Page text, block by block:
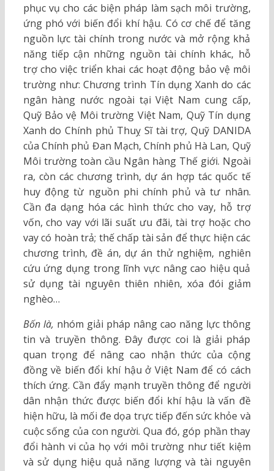
phục vụ cho các biện pháp làm sạch môi trường,
ứng phó với biến đổi khí hậu. Có cơ chế để tăng
nguồn lực tài chính trong nước và mở rộng khả
năng tiếp cận những nguồn tài chính khác, hỗ
trợ cho việc triển khai các hoạt động bảo vệ môi
trường như: Chương trình Tín dụng Xanh do các
ngân hàng nước ngoài tại Việt Nam cung cấp,
Quỹ Bảo vệ Môi trường Việt Nam, Quỹ Tín dụng
Xanh do Chính phủ Thuỵ Sĩ tài trợ, Quỹ DANIDA
của Chính phủ Đan Mạch, Chính phủ Hà Lan, Quỹ
Môi trường toàn cầu Ngân hàng Thế giới. Ngoài
ra, còn các chương trình, dự án hợp tác quốc tế
huy động từ nguồn phi chính phủ và tư nhân.
Cần đa dạng hóa các hình thức cho vay, hỗ trợ
vốn, cho vay với lãi suất ưu đãi, tài trợ hoặc cho
vay có hoàn trả; thế chấp tài sản để thực hiện các
chương trình, đề án, dự án thử nghiệm, nghiên
cứu ứng dụng trong lĩnh vực nâng cao hiệu quả
sử dụng tài nguyên thiên nhiên, xóa đói giảm
nghèo…
Bốn là, nhóm giải pháp nâng cao năng lực thông
tin và truyền thông. Đây được coi là giải pháp
quan trọng để nâng cao nhận thức của cộng
đồng về biến đổi khí hậu ở Việt Nam để có cách
thích ứng. Cần đẩy mạnh truyền thông để người
dân nhận thức được biến đổi khí hậu là vấn đề
hiện hữu, là mối đe dọa trực tiếp đến sức khỏe và
cuộc sống của con người. Qua đó, góp phần thay
đổi hành vi của họ với môi trường như tiết kiệm
và sử dụng hiệu quả năng lượng và tài nguyên